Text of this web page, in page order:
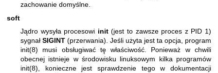
zachowanie domyślne.
soft
Jądro wysyła procesowi init(jest to zawsze proces z PID 1)
sygnał SIGINT (przerwania). Jeśli użyta jest ta opcja, program
init(8) musi obsługiwać tę właściwość. Ponieważ w chwili
obecnej istnieje w środowisku linuksowym kilka programów
init(8) , konieczne jest sprawdzenie tego w dokumentacji